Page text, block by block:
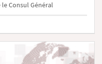
Consul Général